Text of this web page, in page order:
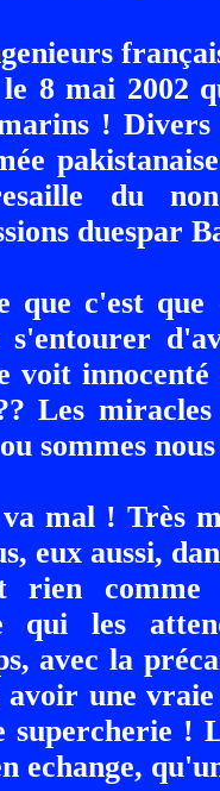
8 mai 2002
! Divers
du
duespar
que c'est
s'entourer
voit
Les
sommes
va mal ! Très
eux aussi,
rien
qui les
avec la
avoir une
supercherie !
echange,